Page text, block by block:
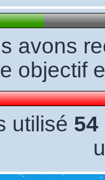
avons
objectif
utilisé 54